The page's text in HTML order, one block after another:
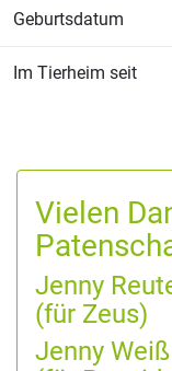
Geburtsdatum
Im Tierheim seit
Vielen
Jenny
(für Zeus)
Jenny